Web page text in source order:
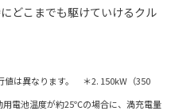
どこまでも駆けていけるクル
値は異なります。 ＊2. 150kW（350
電池温度が約25℃の場合に、満充電量